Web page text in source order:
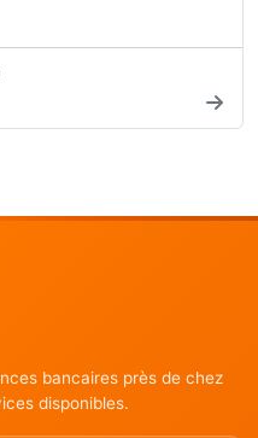
bancaires près de chez
disponibles.